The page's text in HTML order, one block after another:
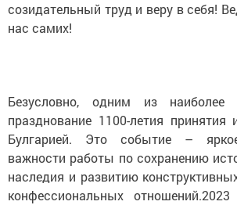
созидательный труд и веру в себя!
нас самих!
Безусловно, одним из наиболее
празднование 1100-летия
Булгарией. Это событие –
важности работы по сохранению
наследия и развитию
конфессиональных